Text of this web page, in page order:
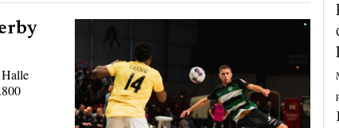
Halle